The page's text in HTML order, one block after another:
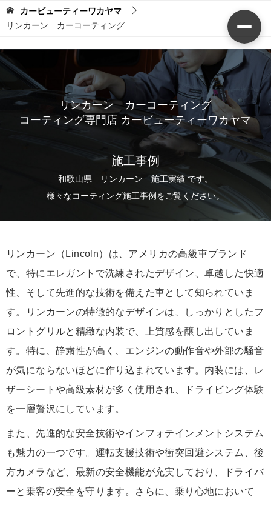
カービューティーワカヤマ
リンカーン カーコーティング
リンカーン カーコーティング
コーティング専門店 カービューティーワカヤマ
施工事例
和歌山県 リンカーン 施工実績 です。
様々なコーティング施工事例をご覧ください。
リンカーン（Lincoln）は、アメリカの高級車ブランド
で、特にエレガントで洗練されたデザイン、卓越した快適
性、そして先進的な技術を備えた車として知られていま
す。リンカーンの特徴的なデザインは、しっかりとしたフ
ロントグリルと精緻な内装で、上質感を醸し出していま
す。特に、静粛性が高く、エンジンの動作音や外部の騒音
が気にならないほどに作り込まれています。内装には、レ
ザーシートや高級素材が多く使用され、ドライビング体験
を一層贅沢にしています。
また、先進的な安全技術やインフォテインメントシステム
も魅力の一つです。運転支援技術や衝突回避システム、後
方カメラなど、最新の安全機能が充実しており、ドライバ
ーと乗客の安全を守ります。さらに、乗り心地において